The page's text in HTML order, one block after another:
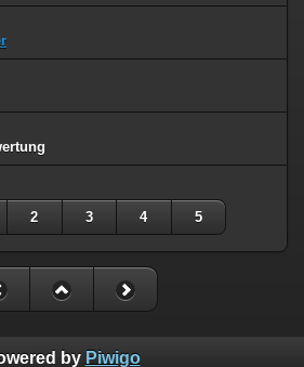
2 3 4 5
by Piwigo